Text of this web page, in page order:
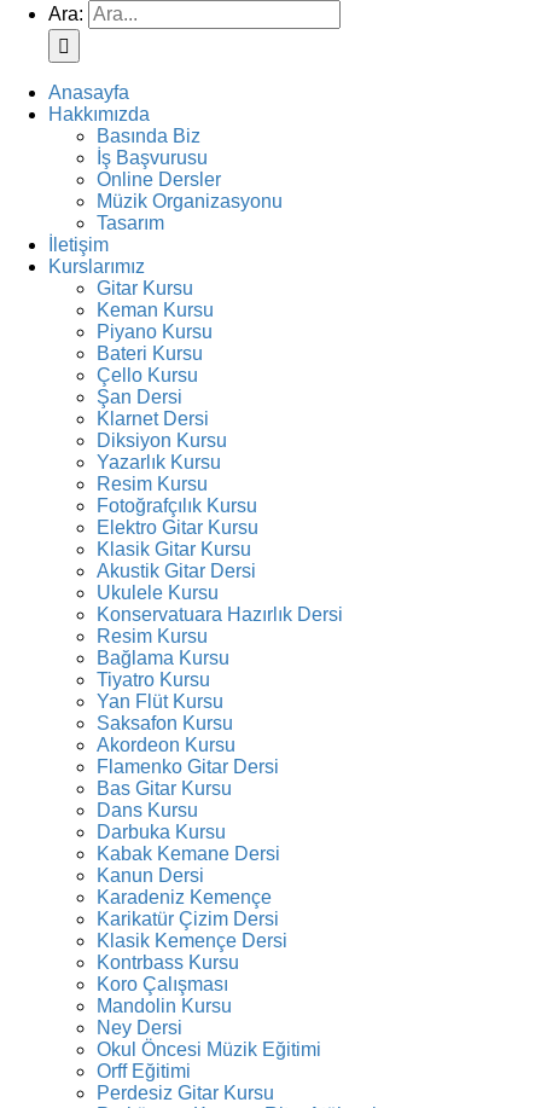
Ara:
Anasayfa
Hakkımızda
Basında Biz
İş Başvurusu
Online Dersler
Müzik Organizasyonu
Tasarım
İletişim
Kurslarımız
Gitar Kursu
Keman Kursu
Piyano Kursu
Bateri Kursu
Çello Kursu
Şan Dersi
Klarnet Dersi
Diksiyon Kursu
Yazarlık Kursu
Resim Kursu
Fotoğrafçılık Kursu
Elektro Gitar Kursu
Klasik Gitar Kursu
Akustik Gitar Dersi
Ukulele Kursu
Konservatuara Hazırlık Dersi
Resim Kursu
Bağlama Kursu
Tiyatro Kursu
Yan Flüt Kursu
Saksafon Kursu
Akordeon Kursu
Flamenko Gitar Dersi
Bas Gitar Kursu
Dans Kursu
Darbuka Kursu
Kabak Kemane Dersi
Kanun Dersi
Karadeniz Kemençe
Karikatür Çizim Dersi
Klasik Kemençe Dersi
Kontrbass Kursu
Koro Çalışması
Mandolin Kursu
Ney Dersi
Okul Öncesi Müzik Eğitimi
Orff Eğitimi
Perdesiz Gitar Kursu